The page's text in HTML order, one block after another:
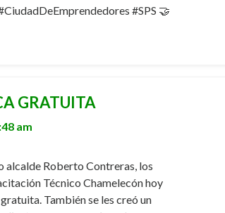
#SPS 🤝
GRATUITA
am
alcalde Roberto Contreras, los
Técnico Chamelecón hoy
También se les creó un